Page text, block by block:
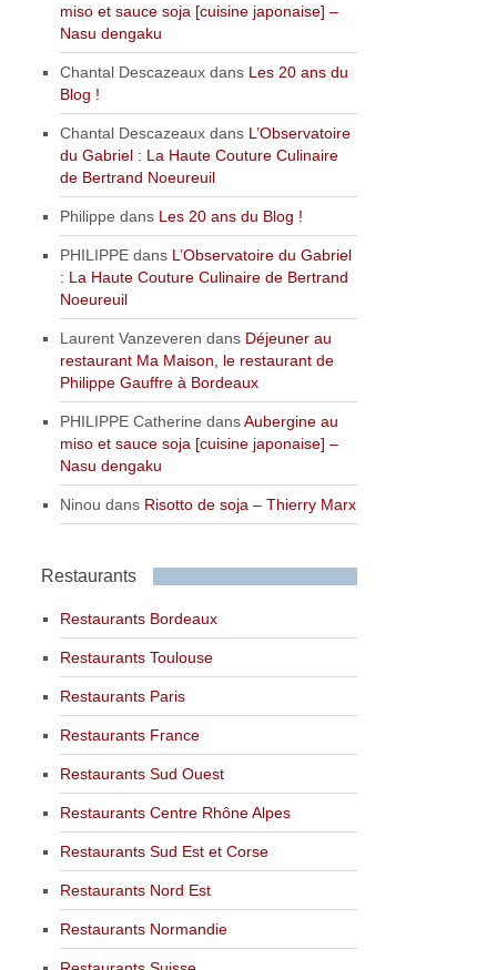
miso et sauce soja [cuisine japonaise] –
Nasu dengaku
Chantal Descazeaux dans Les 20 ans du
Blog !
Chantal Descazeaux dans L’Observatoire
du Gabriel : La Haute Couture Culinaire
de Bertrand Noeureuil
Philippe dans Les 20 ans du Blog !
PHILIPPE dans L’Observatoire du Gabriel
: La Haute Couture Culinaire de Bertrand
Noeureuil
Laurent Vanzeveren dans Déjeuner au
restaurant Ma Maison, le restaurant de
Philippe Gauffre à Bordeaux
PHILIPPE Catherine dansAubergine au
miso et sauce soja [cuisine japonaise] –
Nasu dengaku
Ninou dans Risotto de soja – Thierry Marx
Restaurants
Restaurants Bordeaux
Restaurants Toulouse
Restaurants Paris
Restaurants France
Restaurants Sud Ouest
Restaurants Centre Rhône Alpes
Restaurants Sud Est et Corse
Restaurants Nord Est
Restaurants Normandie